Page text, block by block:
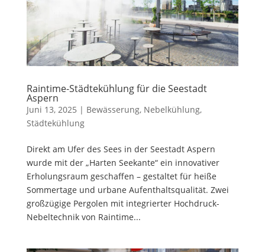
Raintime-Städtekühlung für die Seestadt
Aspern
Juni 13, 2025 | Bewässerung, Nebelkühlung,
Städtekühlung
Direkt am Ufer des Sees in der Seestadt Aspern
wurde mit der „Harten Seekante“ ein innovativer
Erholungsraum geschaffen – gestaltet für heiße
Sommertage und urbane Aufenthaltsqualität. Zwei
großzügige Pergolen mit integrierter Hochdruck-
Nebeltechnik von Raintime...